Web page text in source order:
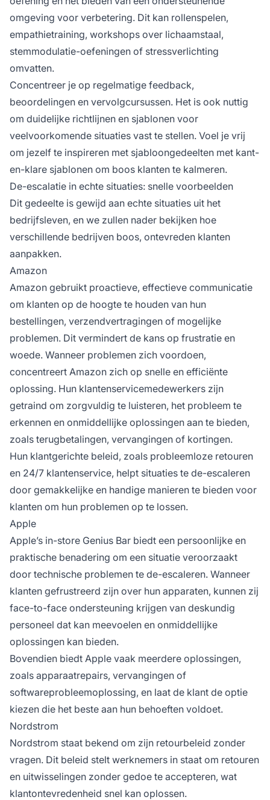
omgeving voor verbetering. Dit kan rollenspelen,
empathietraining, workshops over lichaamstaal,
stemmodulatie-oefeningen of stressverlichting
omvatten.
Concentreer je op regelmatige feedback,
beoordelingen en vervolgcursussen. Het is ook nuttig
om duidelijke richtlijnen en sjablonen voor
veelvoorkomende situaties vast te stellen. Voel je vrij
om jezelf te inspireren met sjabloongedeelten met kant-
en-klare sjablonen om boos klanten te kalmeren.
De-escalatie in echte situaties: snelle voorbeelden
Dit gedeelte is gewijd aan echte situaties uit het
bedrijfsleven, en we zullen nader bekijken hoe
verschillende bedrijven boos, ontevreden klanten
aanpakken.
Amazon
Amazon gebruikt proactieve, effectieve communicatie
om klanten op de hoogte te houden van hun
bestellingen, verzendvertragingen of mogelijke
problemen. Dit vermindert de kans op frustratie en
woede. Wanneer problemen zich voordoen,
concentreert Amazon zich op snelle en efficiënte
oplossing. Hun klantenservicemedewerkers zijn
getraind om zorgvuldig te luisteren, het probleem te
erkennen en onmiddellijke oplossingen aan te bieden,
zoals terugbetalingen, vervangingen of kortingen.
Hun klantgerichte beleid, zoals probleemloze retouren
en 24/7 klantenservice, helpt situaties te de-escaleren
door gemakkelijke en handige manieren te bieden voor
klanten om hun problemen op te lossen.
Apple
Apple’s in-store Genius Bar biedt een persoonlijke en
praktische benadering om een situatie veroorzaakt
door technische problemen te de-escaleren. Wanneer
klanten gefrustreerd zijn over hun apparaten, kunnen zij
face-to-face ondersteuning krijgen van deskundig
personeel dat kan meevoelen en onmiddellijke
oplossingen kan bieden.
Bovendien biedt Apple vaak meerdere oplossingen,
zoals apparaatrepairs, vervangingen of
softwareprobleemoplossing, en laat de klant de optie
kiezen die het beste aan hun behoeften voldoet.
Nordstrom
Nordstrom staat bekend om zijn retourbeleid zonder
vragen. Dit beleid stelt werknemers in staat om retouren
en uitwisselingen zonder gedoe te accepteren, wat
klantontevredenheid snel kan oplossen.